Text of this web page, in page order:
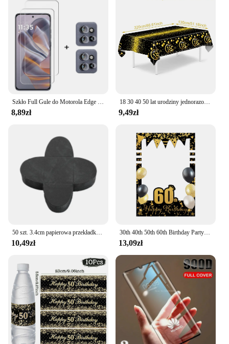
Szkło Full Gule do Motorola Edge 50 Neo Szkło hartowane Moto Edge 50 Neo Screen Protector Folia na obiektyw telefonu Motorola Edge 50 Neo
8,89zł
18 30 40 50 lat urodziny jednorazowe obrusy czarne złoto wodoodporne plastikowy pokrowiec stołu mężczyźni kobiety urodziny dekory
9,49zł
50 szt. 3.4cm papierowa przekładka czekoladowa naczynie na słodycze przegródka na deser
10,49zł
30th 40th 50th 60th Birthday Party Photo Booth Frame Props Black Gold Birthday Party Decor 18 30 40 50 60 Year Birthday Supplies
13,09zł